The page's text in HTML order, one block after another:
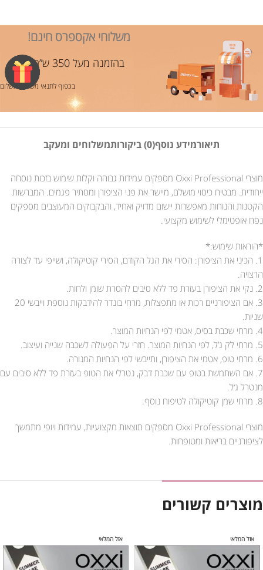
משלוחי אקספרס חינם!
בהזמנה מעל 350 ש”ח
בכפוף לתנאי משלוח ותשלום
תיאורמידע נוסף(0) ביקורות משלוחים ומעקב
מוצרי Oxxi Professional מספקים עמידות גבוהה וקלות שימוש בזכות נוסחה
ייחודית. מבטיח כיסוי מושלם, מיישר את פני הציפורן ומסתיר פגמים. המברשות
הקטנות והנוחות מאפשרות יישום מדויק ואחיד, והבקבוקים המעוצבים מספקים
נפח אופטימלי לשימוש מקצועי.
*הוראות שימוש:*
1. הכיני את הציפורן: הסירי את הגל הקודם, הסירי קוטיקולה, ושייפי עד לצורה
הרצויה.
2. נקי את הציפורן בעזרת פד ללא סיבים להסרת שומן ולחות.
3. אם הציפורניים רכות או מתפצלות, מרחי בונדר להידבקות נוספת וייבשי 20
שניות.
4. מרחי שכבת בסיס, אטמי לפי הנחיות המוצר.
5. מרחי לק ג’ל, לפי הנחיות המוצר. חזרי על הפעולה לשכבה שנייה ועיצוב.
6. מרחי טופ, אטמי את הציפורן, ותייבשי לפי הנחיות המנורה.
7. אם השתמשת בטופ עם שכבת דבק, נטרלי את הטופ בעזרת פד ללא סיבים עם
מנטרל ג׳ל.
8. מרחי שמן קוטיקולה לטיפוח נוסף.
מוצרי Oxxi Professional מספקים תוצאות מקצועיות, עמידות ויופי מתמשך
לציפורניים בריאות ומטופחות.
מוצרים קשורים
אזל המלאי אזל המלאי